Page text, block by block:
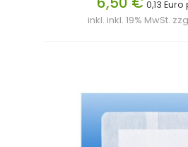
0,13 Euro
inkl. inkl. 19% MwSt.